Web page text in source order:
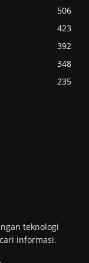
506
423
392
348
235
teknologi
informasi.